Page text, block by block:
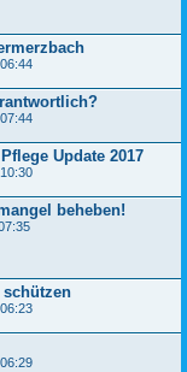
Update 2017
beheben!
schützen